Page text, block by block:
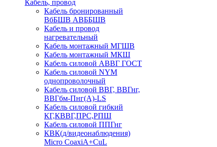
Кабель, провод
Кабель бронированный
ВбБШВ АВББШВ
Кабель и провод
нагревательный
Кабель монтажный МГШВ
Кабель монтажный МКШ
Кабель силовой АВВГ ГОСТ
Кабель силовой NYM
однопроволочный
Кабель силовой ВВГ, ВВГнг,
ВВГбм-Пнг(А)-LS
Кабель силовой гибкий
КГ,КВВГ,ПРС,РПШ
Кабель силовой ППГнг
КВК(д/видеонаблюдения)
Micro CoaxiA+CuL